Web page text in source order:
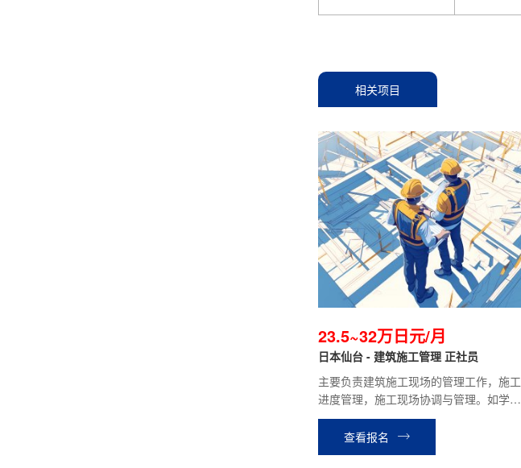
相关项目
23.5~32万日元/月
日本仙台 - 建筑施工管理 正社员
主要负责建筑施工现场的管理工作，施工
进度管理，施工现场协调与管理。如学校
学校、市民中心等公共工程项目，商业
楼、住宅楼等民间工程项目。
查看报名